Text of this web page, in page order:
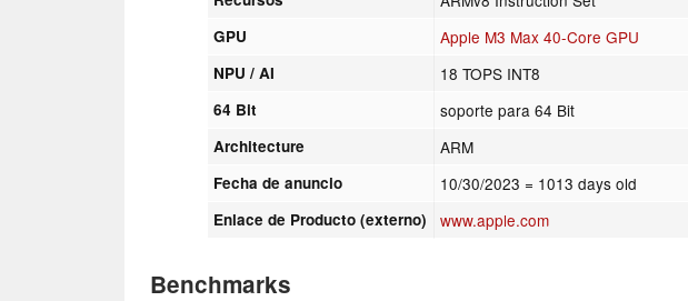
GPU Apple M3 Max 40-Core GPU
NPU / AI 18 TOPS INT8
64 Bit soporte para 64 Bit
Architecture ARM
Fecha de anuncio 10/30/2023 = 1013 days old
Enlace de Producto (externo) www.apple.com
Benchmarks